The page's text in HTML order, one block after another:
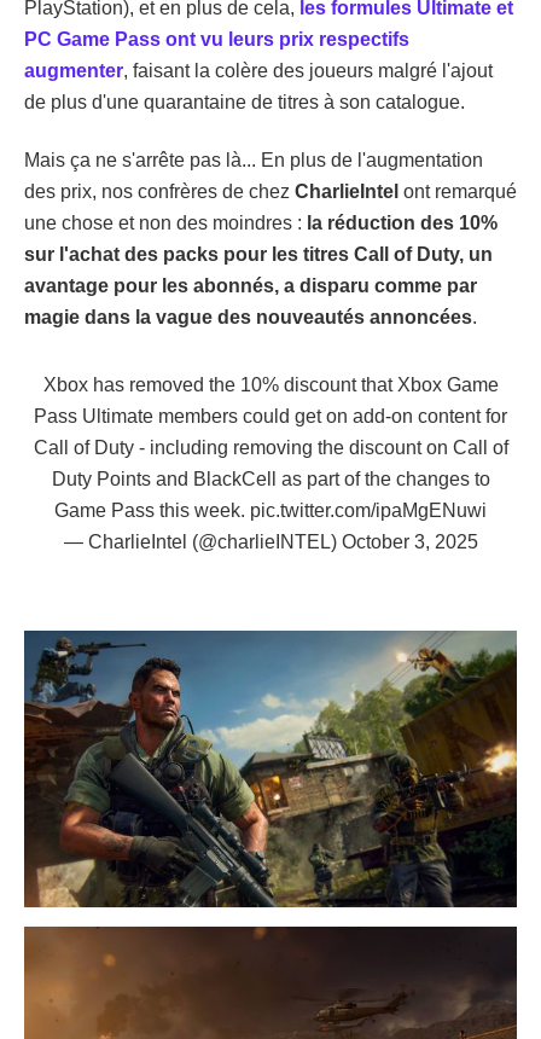
PlayStation), et en plus de cela, les formules Ultimate et
PC Game Pass ont vu leurs prix respectifs
augmenter, faisant la colère des joueurs malgré l'ajout
de plus d'une quarantaine de titres à son catalogue.
Mais ça ne s'arrête pas là... En plus de l'augmentation
des prix, nos confrères de chez CharlieIntel ont remarqué
une chose et non des moindres : la réduction des 10%
sur l'achat des packs pour les titres Call of Duty, un
avantage pour les abonnés, a disparu comme par
magie dans la vague des nouveautés annoncées.
Xbox has removed the 10% discount that Xbox Game
Pass Ultimate members could get on add-on content for
Call of Duty - including removing the discount on Call of
Duty Points and BlackCell as part of the changes to
Game Pass this week. pic.twitter.com/ipaMgENuwi
— CharlieIntel (@charlieINTEL) October 3, 2025